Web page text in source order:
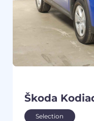
Škoda
Selection